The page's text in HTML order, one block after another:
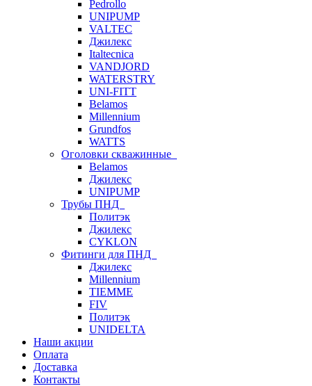
Pedrollo
UNIPUMP
VALTEC
Джилекс
Italtecnica
VANDJORD
WATERSTRY
UNI-FITT
Belamos
Millennium
Grundfos
WATTS
Оголовки скважинные
Belamos
Джилекс
UNIPUMP
Трубы ПНД
Политэк
Джилекс
CYKLON
Фитинги для ПНД
Джилекс
Millennium
TIEMME
FIV
Политэк
UNIDELTA
Наши акции
Оплата
Доставка
Контакты